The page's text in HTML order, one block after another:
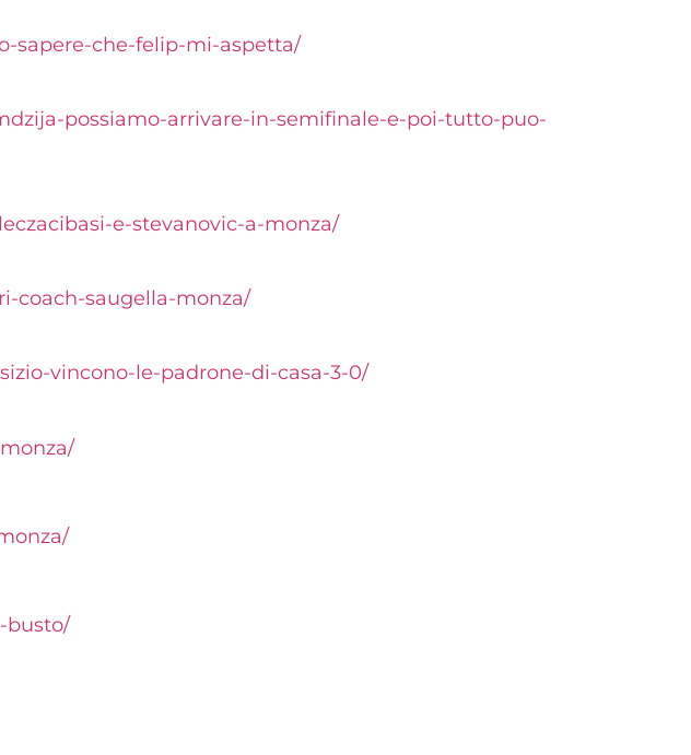
sapere-che-felip-mi-aspetta/
possiamo-arrivare-in-semifinale-e-poi-tutto-puo-
e-stevanovic-a-monza/
coach-saugella-monza/
vincono-le-padrone-di-casa-3-0/
busto/